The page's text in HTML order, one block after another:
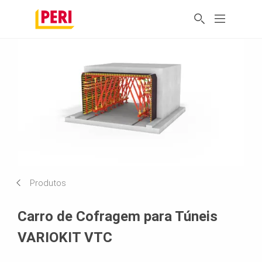
Produtos
Carro de Cofragem para Túneis
VARIOKIT VTC